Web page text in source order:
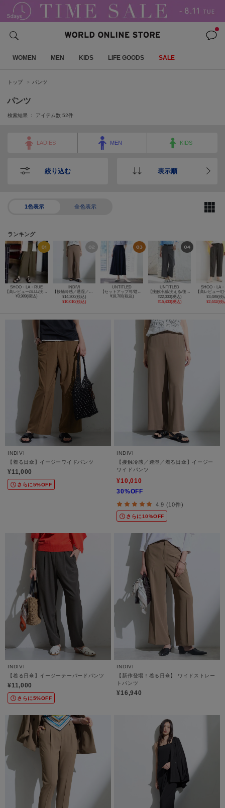
WOMEN MEN KIDS LIFE GOODS SALE
トップ パンツ
パンツ
検索結果 ： アイテム数 52件
LADIES MEN KIDS
絞り込む 表示順
1色表示 全色表示
ランキング
SHOO・LA・RUE
¥3,989(税込)
INDIVI
¥14,300(税込)
¥10,010(税込)
UNTITLED
¥18,700(税込)
UNTITLED
¥22,000(税込)
¥15,400(税込)
SHOO・LA
¥3,489(税
¥2,442(税
INDIVI
【着る日傘】イージーワイドパンツ
¥11,000
さらに5%OFF
INDIVI
【接触冷感／透湿／着る日傘】イージー
ワイドパンツ
¥10,010
30%OFF
4.9 (10件)
さらに10%OFF
INDIVI
【着る日傘】イージーテーパードパンツ
¥11,000
さらに5%OFF
INDIVI
【新作登場！着る日傘】 ワイドストレー
トパンツ
¥16,940